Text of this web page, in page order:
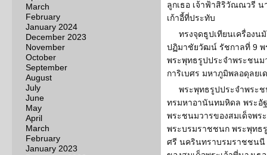
March
February
January 2024
December 2023
November
October
September
August
July
June
May
April
March
February
January 2023
ลูกเธอ เจ้าฟ้าสิริวัณณวรี
เก้าอี้ที่ประทับ
ทรงจุดธูปเทียนเครื่อง
ปฏิมาชัยวัฒน์ รัชกาลที่ 9
พระพุทธรูปประจำพระชน
การิเบศร มหาภูมิพลอดุลย
พระพุทธรูปประจำพระ
ทรมหาอานันทมหิดล พระอั
พระชนมวารของสมเด็จพร
พระบรมราชชนก พระพุทธ
ศรี นครินทราบรมราชชนนี